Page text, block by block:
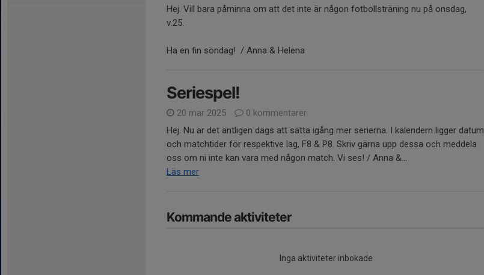
Hej. Vill bara påminna om att det inte är någon fotbollsträning nu på onsdag,
v.25.
Ha en fin söndag! / Anna & Helena
Seriespel!
20 mar 2025
0 kommentarer
Hej. Nu är det äntligen dags att sätta igång mer serierna. I kalendern ligger datum
och matchtider för respektive lag, F8 & P8. Skriv gärna upp dessa och meddela
oss om ni inte kan vara med någon match. Vi ses! / Anna &...
Läs mer
Kommande aktiviteter
Inga aktiviteter inbokade